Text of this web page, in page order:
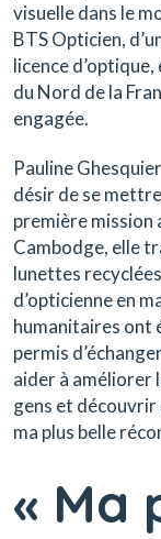
visuelle dans le
BTS Opticien,
licence
du Nord de la
engagée.
Pauline
désir de se
première mission
Cambodge, elle
lunettes
d’opticienne en
humanitaires ont
permis
aider à améliorer
gens et découvrir
ma plus belle
« Ma